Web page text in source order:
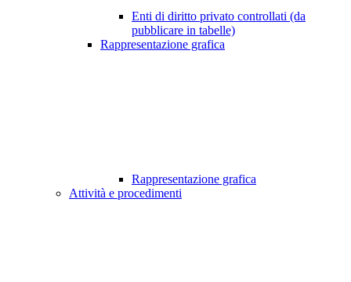
Enti di diritto privato controllati (da
pubblicare in tabelle)
Rappresentazione grafica
Rappresentazione grafica
Attività e procedimenti